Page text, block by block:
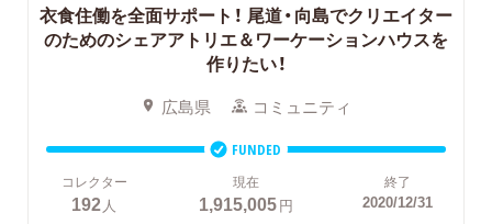
衣食住働を全面サポート！ 尾道・向島でクリエイター
のためのシェアアトリエ＆ワーケーションハウスを
作りたい！
広島県 コミュニティ
FUNDED
コレクター
192人
現在
1,915,005円
終了
2020/12/31